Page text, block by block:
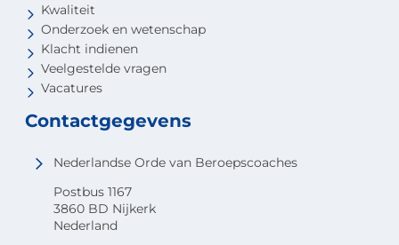
Kwaliteit
Onderzoek en wetenschap
Klacht indienen
Veelgestelde vragen
Vacatures
Contactgegevens
Nederlandse Orde van Beroepscoaches
Postbus 1167
3860 BD Nijkerk
Nederland